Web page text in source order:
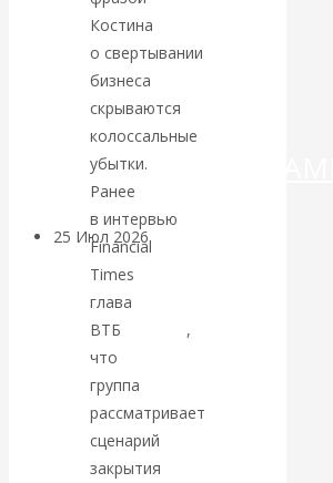
ДЕНЕГ»: КИТАЙ
ВЕДЁТ БОРЬБУ
КРИПТОВАЛЮТАМИ
25 Июл 2026Геополитика
Валентин
КАтасонов.
Может ли
Америка
Костина
о свертывании
бизнеса
скрываются
колоссальные
убытки.
Ранее
в интервью
Financial
Times
глава
ВТБ
,
что
группа
рассматривает
сценарий
закрытия